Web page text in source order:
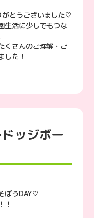
がとうございました♡
生活に少しでもつな
くさんのご理解・ご
した！
ッジボー
ぼうDAY♡
！